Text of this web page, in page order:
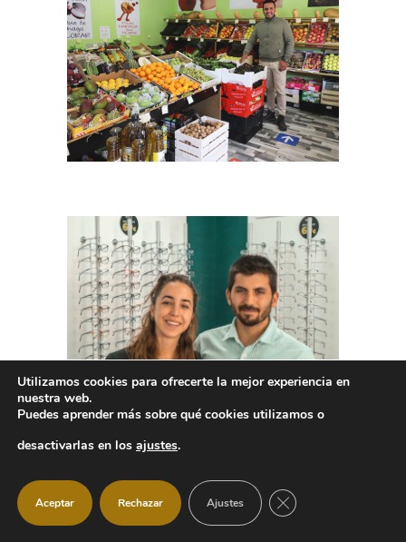
Utilizamos cookies para ofrecerte la mejor experiencia en
nuestra web.
Puedes aprender más sobre qué cookies utilizamos o
desactivarlas en los ajustes.
Aceptar Rechazar Ajustes CERRAR EL